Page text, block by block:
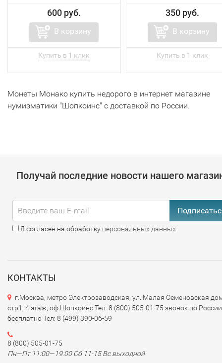
600 руб.
В корзину
350 руб.
В корзину
Монеты Монако купить недорого в интернет магазине
нумизматики "Шопкоинс" с доставкой по России.
Получай последние новости нашего
Я согласен на обработку персональных данных
КОНТАКТЫ
г.Москва, метро Электрозаводская, ул. Малая Семеновская
стр1, 4 этаж, оф.Шопкоинс Тел: 8 (800) 505-01-75 звонок по России
бесплатно Тел: 8 (499) 390-06-59
8 (800) 505-01-75
Пн—Пт 11:00—19:00 Сб 11-15 Вс выходной